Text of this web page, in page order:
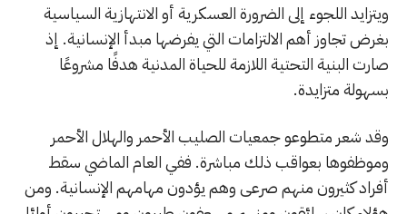
ويتزايد اللجوء إلى الضرورة العسكرية أو الانتهازية السياسية
بغرض تجاوز أهم الالتزامات التي يفرضها مبدأ الإنسانية. إذ
صارت البنية التحتية اللازمة للحياة المدنية هدفًا مشروعًا
بسهولة متزايدة.
وقد شعر متطوعو جمعيات الصليب الأحمر والهلال الأحمر
وموظفوها بعواقب ذلك مباشرة. ففي العام الماضي سقط
أفراد كثيرون منهم صرعى وهم يؤدون مهامهم الإنسانية. ومن